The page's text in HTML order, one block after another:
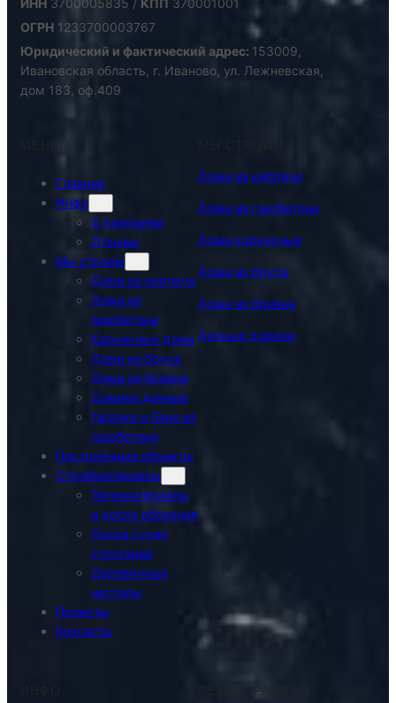
ОГРН 1233700003767
Юридический и фактический адрес: 153009,
Ивановская область, г. Иваново, ул. Лежневская,
дом 183, оф.409
Главная
Инфо
О компании
Отзывы
Мы строим
Дома из кирпича
Дома из
газобетона
Каркасные дома
Дома из бруса
Дома из бревна
Домики дачные
Гаражи и бани из
газобетона
Построенные объекты
Стройматериалы
Пиломатериалы
и доска обрезная
Доска сухая
строганая
Деревянные
настилы
Проекты
Контакты
Дома из кирпича
Дома из газобетона
Дома каркасные
Дома из бруса
Дома из бревна
Дачные домики
РЕЖИМ РАБОТЫ